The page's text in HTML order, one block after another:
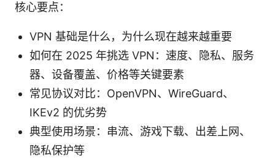
核心要点：
VPN 基础是什么，为什么现在越来越重要
如何在 2025 年挑选 VPN：速度、隐私、服务
器、设备覆盖、价格等关键要素
常见协议对比：OpenVPN、WireGuard、
IKEv2 的优劣势
典型使用场景：串流、游戏下载、出差上网、
隐私保护等